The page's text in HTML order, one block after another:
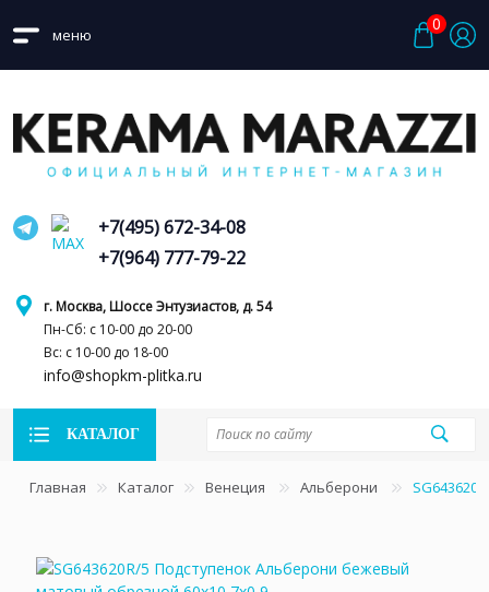
меню
0
г. Москва, Шоссе Энтузиастов, д. 54
Пн-Сб: с 10-00 до 20-00
Вс: с 10-00 до 18-00
info@shopkm-plitka.ru
+7(495) 672-34-08
+7(964) 777-79-22
КАТАЛОГ
Главная Каталог Венеция Альберони